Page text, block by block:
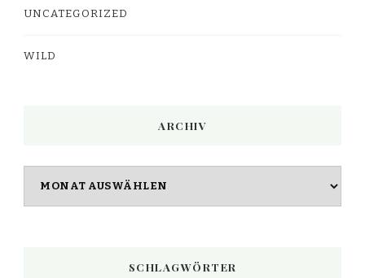
UNCATEGORIZED
WILD
ARCHIV
SCHLAGWÖRTER